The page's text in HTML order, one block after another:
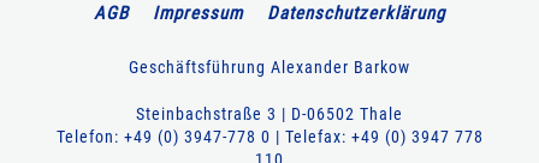
AGB Impressum Datenschutzerklärung
Geschäftsführung Alexander Barkow
Steinbachstraße 3 | D-06502 Thale
Telefon: +49 (0) 3947-778 0 | Telefax: +49 (0) 3947 778